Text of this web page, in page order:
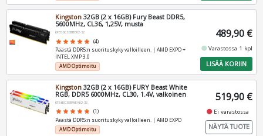
Kingston 32GB (2 x 16GB) Fury Beast DDR5,
5600MHz, CL36, 1,25V, musta
KF556C36BBEK2-32
star star star star star (4)
Päästä DDR5:n suorituskyky valloilleen. | AMD EXPO +
INTEL XMP 3.0
AMD Optimoitu
489,90 €
fiber_manual_record Varastossa 1 kpl
LISÄÄ KORIIN
Kingston 32GB (2 x 16GB) FURY Beast White
RGB, DDR5 6000MHz, CL30, 1.4V, valkoinen
KF560C30BWEAK2-32
star star star star star (1)
Päästä DDR5:n suorituskyky valloilleen. | AMD EXPO
AMD Optimoitu
519,90 €
fiber_manual_record Ei varastossa
NÄYTÄ TUOTE